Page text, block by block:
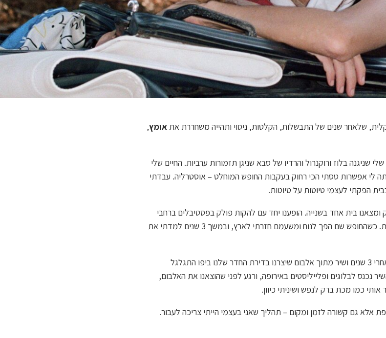
שלאחר שנים של התבשלות, הקלטות, ניסוי ותהייה משחררת את אומץ,
בלוז ורוקנרול והרדיו של סבא שניגן תזמורות ערביות. החיים שלי
לי אפשרות טסתי הכי רחוק בעקבות החופש המוחלט – אוסטרליה. עבדתי
הפקתי לעצמי טיוטות על טיוטות.
בית אחד בשנייה. הופענו יחד עם להקות פולק בפסטיבלים ברחבי
אוסטרליה ובבית יצרנו מוסיקה אלקטרונית. כשהחופש שם הפך לנוח ומשעמם חזרתי לארץ, ובמשך 3 שנים למדתי את
לוק, שותפי בחיים ובמוסיקה, הגיע לפה אחרי 3 שנים ושיר מתוך אלבום שיצרנו בדירת החדר שלנו ביפו התגלגל
נכנס לבלוגים ופלייליסטים באירופה, ורגע לפני שהוצאנו את האלבום,
כמו מכת ברק לנפש ושיניתי כיוון.
אלא גם קשורה לזמן ומקום – תהליך שאני בעצמי הייתי צריכה לעבור.